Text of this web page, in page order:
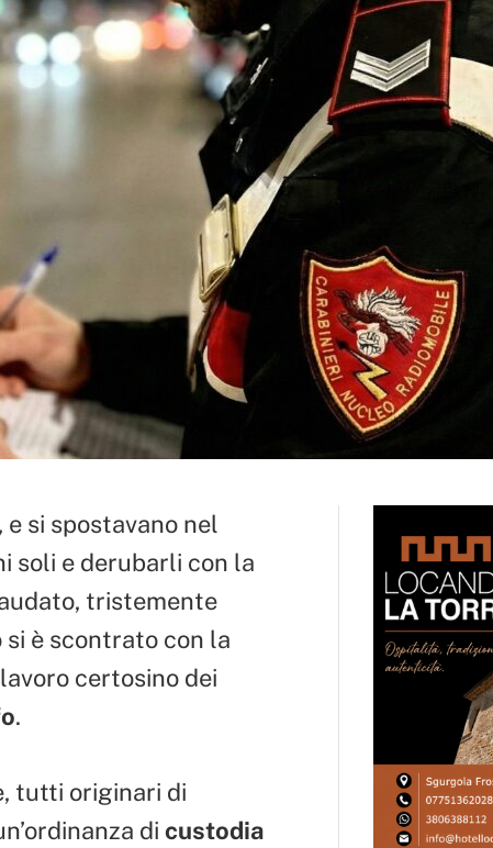
si spostavano nel
soli e derubarli con la
tristemente
si è scontrato con la
certosino dei
.
tutti originari di
di custodia